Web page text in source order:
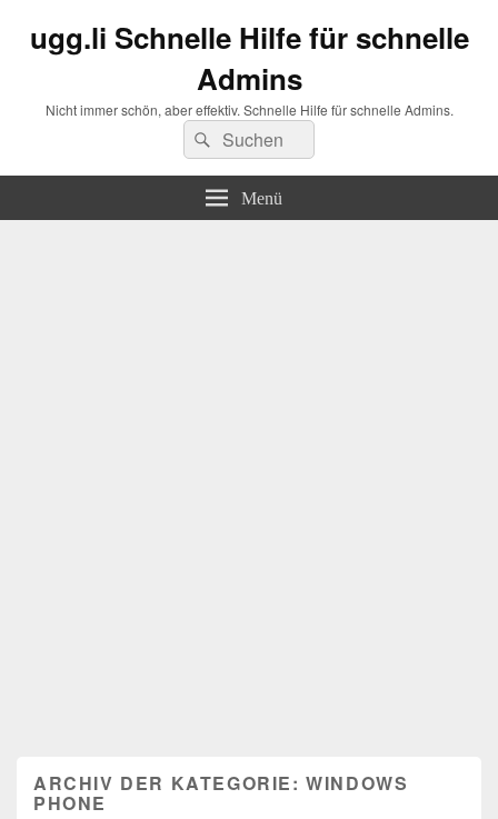
ugg.li Schnelle Hilfe für schnelle
Admins
Nicht immer schön, aber effektiv. Schnelle Hilfe für schnelle Admins.
Suchen
nach:
Suchen
Menü
ARCHIV DER KATEGORIE:WINDOWS
PHONE